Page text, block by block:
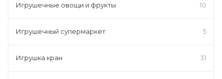
Игрушечные овощи и фрукты 10
Игрушечный супермаркет 5
Игрушка кран 31